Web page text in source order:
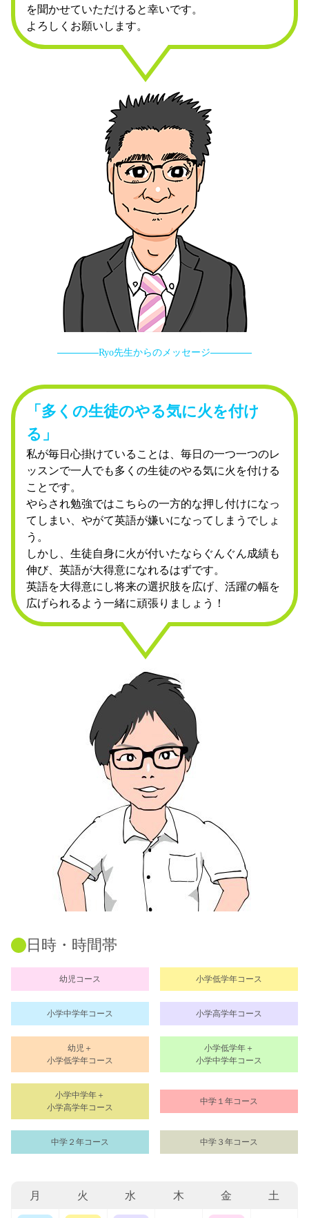
を聞かせていただけると幸いです。
よろしくお願いします。
Ryo先生からのメッセージ
「多くの生徒のやる気に火を付け
る」
私が毎日心掛けていることは、毎日の一つ一つのレ
ッスンで一人でも多くの生徒のやる気に火を付ける
ことです。
やらされ勉強ではこちらの一方的な押し付けになっ
てしまい、やがて英語が嫌いになってしまうでしょ
う。
しかし、生徒自身に火が付いたならぐんぐん成績も
伸び、英語が大得意になれるはずです。
英語を大得意にし将来の選択肢を広げ、活躍の幅を
広げられるよう一緒に頑張りましょう！
日時・時間帯
幼児コース 小学低学年コース
小学中学年コース 小学高学年コース
幼児＋
小学低学年コース
小学低学年＋
小学中学年コース
小学中学年＋
小学高学年コース
中学１年コース
中学２年コース 中学３年コース
月 火 水 木 金 土